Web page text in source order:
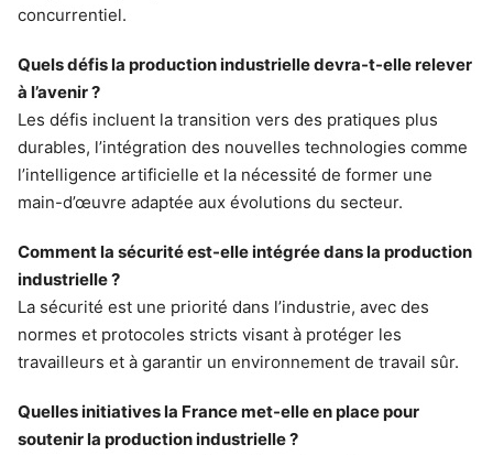
concurrentiel.
Quels défis la production industrielle devra-t-elle relever
à l’avenir ?
Les défis incluent la transition vers des pratiques plus
durables, l’intégration des nouvelles technologies comme
l’intelligence artificielle et la nécessité de former une
main-d’œuvre adaptée aux évolutions du secteur.
Comment la sécurité est-elle intégrée dans la production
industrielle ?
La sécurité est une priorité dans l’industrie, avec des
normes et protocoles stricts visant à protéger les
travailleurs et à garantir un environnement de travail sûr.
Quelles initiatives la France met-elle en place pour
soutenir la production industrielle ?